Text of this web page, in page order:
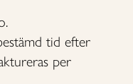
tid efter
per